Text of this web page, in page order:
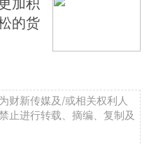
的货
财新传媒及/或相关权利人
止进行转载、摘编、复制及